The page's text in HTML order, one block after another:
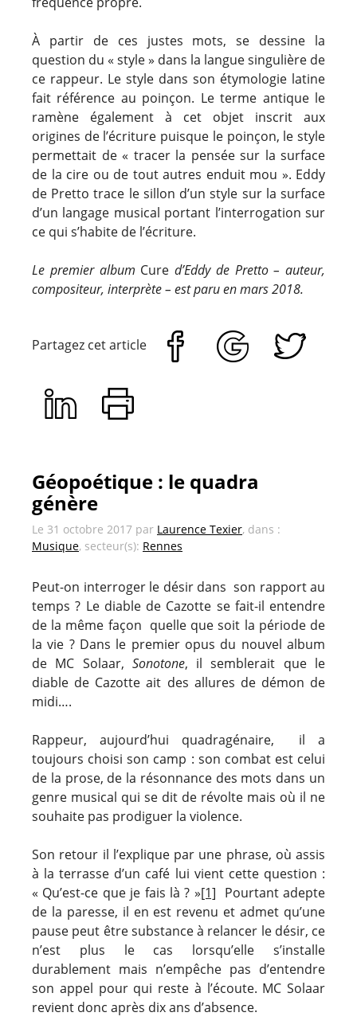
À partir de ces justes mots, se dessine la
question du « style » dans la langue singulière de
ce rappeur. Le style dans son étymologie latine
fait référence au poinçon. Le terme antique le
ramène également à cet objet inscrit aux
origines de l’écriture puisque le poinçon, le style
permettait de « tracer la pensée sur la surface
de la cire ou de tout autres enduit mou ». Eddy
de Pretto trace le sillon d’un style sur la surface
d’un langage musical portant l’interrogation sur
ce qui s’habite de l’écriture.
Le premier album Cure d’Eddy de Pretto – auteur,
compositeur, interprète – est paru en mars 2018.
Partagez cet article
Géopoétique : le quadra
génère
Le 31 octobre 2017 par Laurence Texier, dans :
Musique, secteur(s): Rennes
Peut-on interroger le désir dans son rapport au
temps ? Le diable de Cazotte se fait-il entendre
de la même façon quelle que soit la période de
la vie ? Dans le premier opus du nouvel album
de MC Solaar, Sonotone, il semblerait que le
diable de Cazotte ait des allures de démon de
midi….
Rappeur, aujourd’hui quadragénaire, il a
toujours choisi son camp : son combat est celui
de la prose, de la résonnance des mots dans un
genre musical qui se dit de révolte mais où il ne
souhaite pas prodiguer la violence.
Son retour il l’explique par une phrase, où assis
à la terrasse d’un café lui vient cette question :
« Qu’est-ce que je fais là ? »[1] Pourtant adepte
de la paresse, il en est revenu et admet qu’une
pause peut être substance à relancer le désir, ce
n’est plus le cas lorsqu’elle s’installe
durablement mais n’empêche pas d’entendre
son appel pour qui reste à l’écoute. MC Solaar
revient donc après dix ans d’absence.